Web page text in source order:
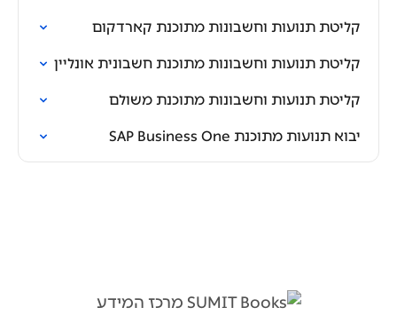
קליטת תנועות וחשבונות מתוכנת קארדקום
קליטת תנועות וחשבונות מתוכנת חשבונית אונליין
קליטת תנועות וחשבונות מתוכנת משולם
יבוא תנועות מתוכנת SAP Business One